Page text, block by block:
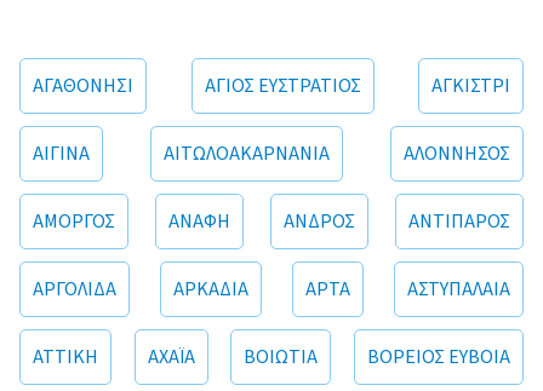
ΑΓΑΘΟΝΗΣΙ ΑΓΙΟΣ ΕΥΣΤΡΑΤΙΟΣ ΑΓΚΙΣΤΡΙ
ΑΙΓΙΝΑ ΑΙΤΩΛΟΑΚΑΡΝΑΝΙΑ ΑΛΟΝΝΗΣΟΣ
ΑΜΟΡΓΟΣ ΑΝΑΦΗ ΑΝΔΡΟΣ ΑΝΤΙΠΑΡΟΣ
ΑΡΓΟΛΙΔΑ ΑΡΚΑΔΙΑ ΑΡΤΑ ΑΣΤΥΠΑΛΑΙΑ
ΑΤΤΙΚΗ ΑΧΑΪΑ ΒΟΙΩΤΙΑ ΒΟΡΕΙΟΣ ΕΥΒΟΙΑ